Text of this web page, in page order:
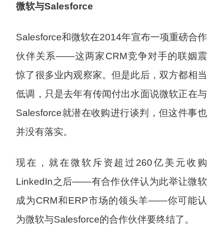
微软与Salesforce
Salesforce和微软在2014年宣布一项重磅合作
伙伴关系——这两家CRM竞争对手的联姻震
惊了很多业内观察家。但是此后，双方都相当
低调，只是去年有传闻付出水面说微软正在与
Salesforce就潜在收购进行谈判，但这件事也
并没有落实。
现在，就在微软斥资超过260亿美元收购
LinkedIn之后——有合作伙伴认为此举让微软
成为CRM和ERP市场的领头羊——你可能认
为微软与Salesforce的合作伙伴要终结了。